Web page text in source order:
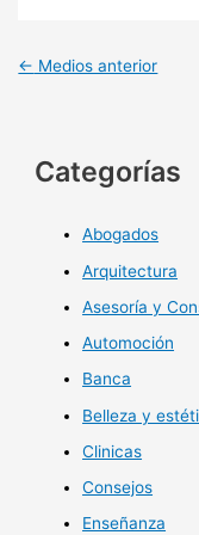
← Medios anterior
Categorías
Abogados
Arquitectura
Asesoría y
Automoción
Banca
Belleza y
Clinicas
Consejos
Enseñanza